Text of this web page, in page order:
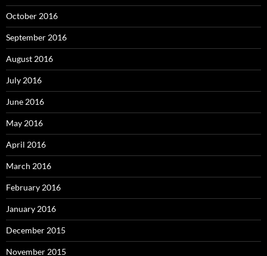
October 2016
September 2016
August 2016
July 2016
June 2016
May 2016
April 2016
March 2016
February 2016
January 2016
December 2015
November 2015